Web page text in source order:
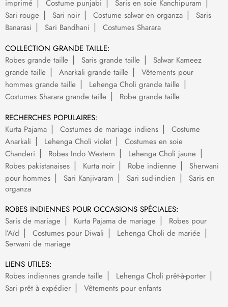
imprimé
Costume punjabi
Saris en soie Kanchipuram
Sari rouge
Sari noir Costume salwar en organza
Saris
Banarasi
Sari Bandhani
Costumes Sharara
COLLECTION GRANDE TAILLE:
Robes grande taille
Saris grande taille
Salwar Kameez
grande taille
Anarkali grande taille
Vêtements pour
hommes grande taille
Lehenga Choli grande taille
Costumes Sharara grande taille
Robe grande taille
RECHERCHES POPULAIRES:
Kurta Pajama
Costumes de mariage indiens
Costume
Anarkali
Lehenga Choli violet
Costumes en soie
Chanderi
Robes Indo Western
Lehenga Choli jaune
Robes pakistanaises
Kurta noir Robe indienne
Sherwani
pour hommes
Sari Kanjivaram Sari sud-indien
Saris en
organza
ROBES INDIENNES POUR OCCASIONS SPÉCIALES:
Saris de mariage
Kurta Pajama de mariage
Robes pour
l’Aïd
Costumes pour Diwali
Lehenga Choli de mariée
Serwani de mariage
LIENS UTILES:
Robes indiennes grande taille
Lehenga Choli prêt-à-porter
Sari prêt à expédier
Vêtements pour enfants